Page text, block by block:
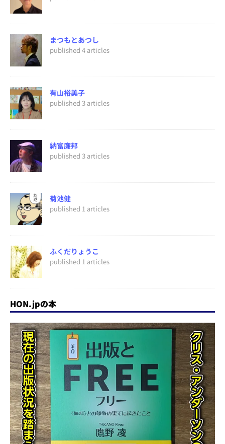
まつもとあつし
published 4 articles
有山裕美子
published 3 articles
納富廉邦
published 3 articles
菊池健
published 1 articles
ふくだりょうこ
published 1 articles
HON.jpの本